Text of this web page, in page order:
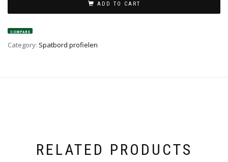
ADD TO CART
COMPARE
Category: Spatbord profielen
RELATED PRODUCTS